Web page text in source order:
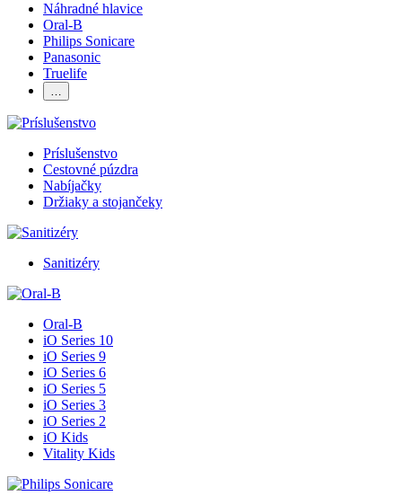
Náhradné hlavice
Oral-B
Philips Sonicare
Panasonic
Truelife
…
Príslušenstvo
Cestovné púzdra
Nabíjačky
Držiaky a stojančeky
Sanitizéry
Oral-B
iO Series 10
iO Series 9
iO Series 6
iO Series 5
iO Series 3
iO Series 2
iO Kids
Vitality Kids